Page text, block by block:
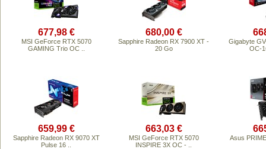
677,98 €
MSI GeForce RTX 5070
GAMING Trio OC ..
680,00 €
Sapphire Radeon RX 7900 XT -
20 Go
Gigabyte
OC-
659,99 €
Sapphire Radeon RX 9070 XT
Pulse 16 ..
663,03 €
MSI GeForce RTX 5070
INSPIRE 3X OC - ..
Asus